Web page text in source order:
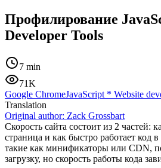
Профилирование
Developer Tools
7 min
71K
Google ChromeJavaScript * Website
Translation
Original author: Zack Grossbart
Скорость сайта состоит из 2 частей:
страница и как быстро работает код
такие как минификаторы или CDN,
загрузку, но скорость работы кода